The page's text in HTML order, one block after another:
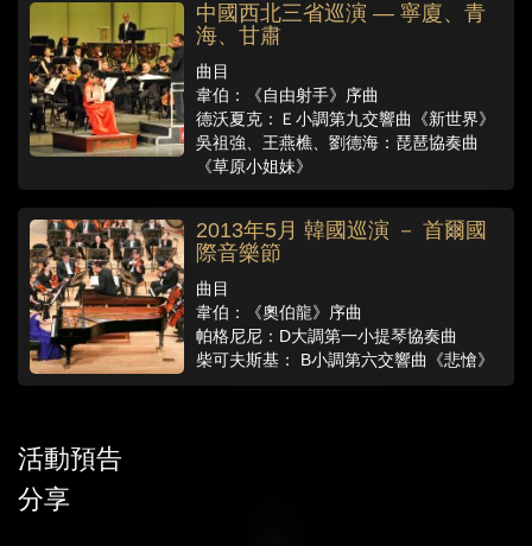
中國西北三省巡演 — 寧廈、青
海、甘肅
曲目
韋伯：《自由射手》序曲
德沃夏克：Ｅ小調第九交響曲《新世界》
吳祖強、王燕樵、劉德海：琵琶協奏曲
《草原小姐妹》
2013年5月 韓國巡演 － 首爾國
際音樂節
曲目
韋伯：《奧伯龍》序曲
帕格尼尼：D大調第一小提琴協奏曲
柴可夫斯基： B小調第六交響曲《悲愴》
活動預告
分享